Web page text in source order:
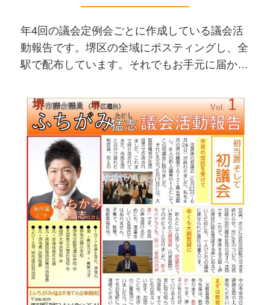
年4回の議会定例会ごとに作成している議会活
動報告です。堺区の全域にポスティングし、全
駅で配布しています。それでもお手元に届かな
ださい！「紙でもほしい」という方は、ご連絡
頂きましたら、都度郵送いたします（区外・市
外の方でも結構です）。